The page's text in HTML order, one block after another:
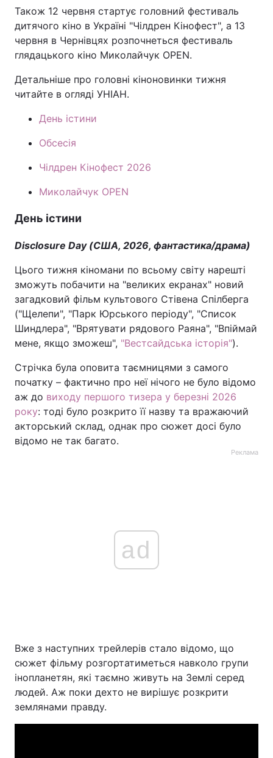
Також 12 червня стартує головний фестиваль
дитячого кіно в Україні "Чілдрен Кінофест", а 13
червня в Чернівцях розпочнеться фестиваль
глядацького кіно Миколайчук OPEN.
Детальніше про головні кіноновинки тижня
читайте в огляді УНІАН.
День істини
Обсесія
Чілдрен Кінофест 2026
Миколайчук OPEN
День істини
Disclosure Day (США, 2026, фантастика/драма)
Цього тижня кіномани по всьому світу нарешті
зможуть побачити на "великих екранах" новий
загадковий фільм культового Стівена Спілберга
("Щелепи", "Парк Юрського періоду", "Список
Шиндлера", "Врятувати рядового Раяна", "Впіймай
мене, якщо зможеш", "Вестсайдська історія").
Стрічка була оповита таємницями з самого
початку – фактично про неї нічого не було відомо
аж до виходу першого тизера у березні 2026
року: тоді було розкрито її назву та вражаючий
акторський склад, однак про сюжет досі було
відомо не так багато.
Реклама
ad
Вже з наступних трейлерів стало відомо, що
сюжет фільму розгортатиметься навколо групи
інопланетян, які таємно живуть на Землі серед
людей. Аж поки дехто не вирішує розкрити
землянами правду.